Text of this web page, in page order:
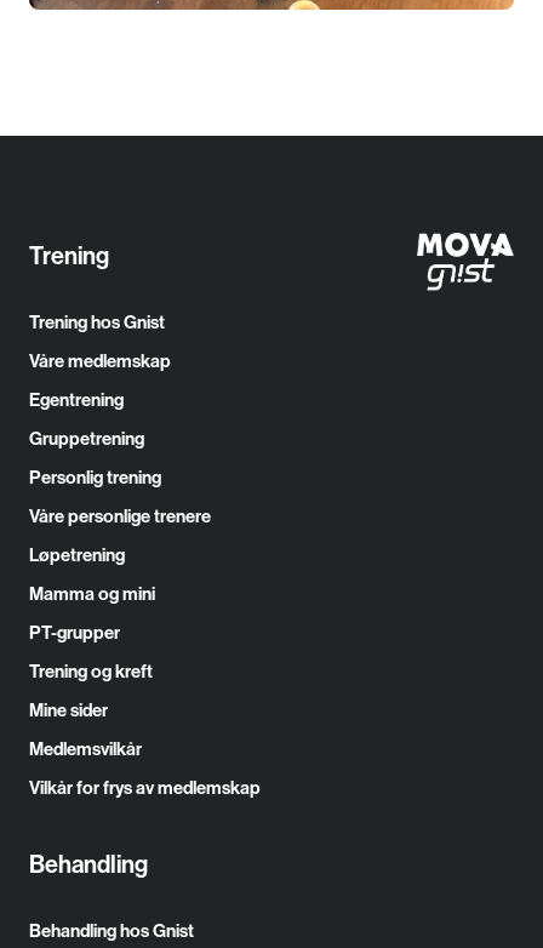
Trening
Trening hos Gnist
Våre medlemskap
Egentrening
Gruppetrening
Personlig trening
Våre personlige trenere
Løpetrening
Mamma og mini
PT-grupper
Trening og kreft
Mine sider
Medlemsvilkår
Vilkår for frys av medlemskap
Behandling
Behandling hos Gnist
Nødvendige